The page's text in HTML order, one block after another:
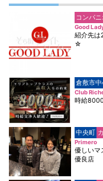
コンパ
Good
紹介先は
☆
倉敷市中
Club
時給
中央町
Primero
優しいマ
優良店